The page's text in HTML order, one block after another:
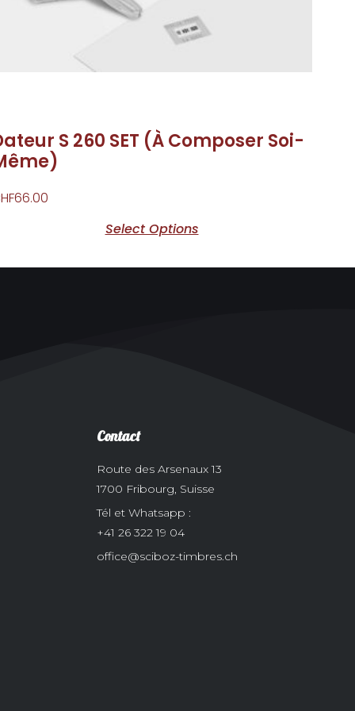
S 260 SET (À Composer Soi-
66.00
Select Options
Contact
Route des Arsenaux 13
1700 Fribourg, Suisse
Tél et Whatsapp :
+41 26 322 19 04
office@sciboz-timbres.ch